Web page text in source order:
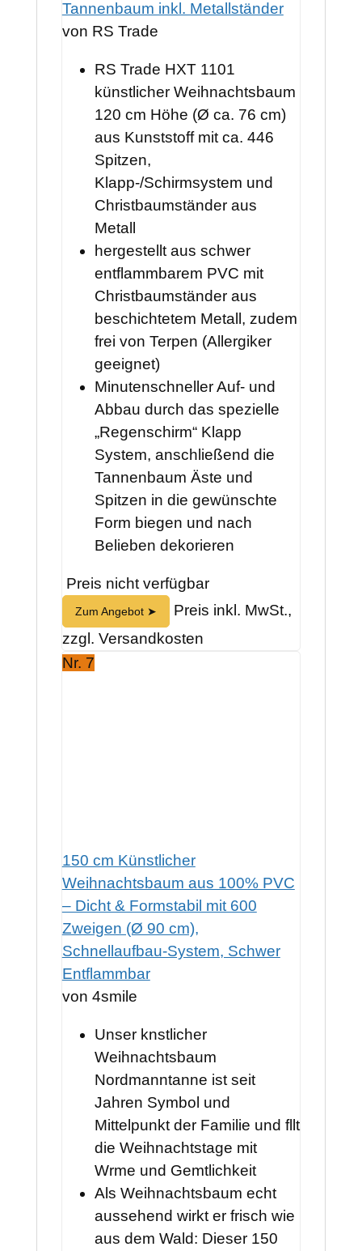
Tannenbaum inkl. Metallständer
von RS Trade
RS Trade HXT 1101
künstlicher Weihnachtsbaum
120 cm Höhe (Ø ca. 76 cm)
aus Kunststoff mit ca. 446
Spitzen,
Klapp-/Schirmsystem und
Christbaumständer aus
Metall
hergestellt aus schwer
entflammbarem PVC mit
Christbaumständer aus
beschichtetem Metall, zudem
frei von Terpen (Allergiker
geeignet)
Minutenschneller Auf- und
Abbau durch das spezielle
„Regenschirm“ Klapp
System, anschließend die
Tannenbaum Äste und
Spitzen in die gewünschte
Form biegen und nach
Belieben dekorieren
Preis nicht verfügbar
Zum Angebot ➤
Preis inkl. MwSt.,
zzgl. Versandkosten
Nr. 7
150 cm Künstlicher
Weihnachtsbaum aus 100% PVC
– Dicht & Formstabil mit 600
Zweigen (Ø 90 cm),
Schnellaufbau-System, Schwer
Entflammbar
von 4smile
Unser knstlicher
Weihnachtsbaum
Nordmanntanne ist seit
Jahren Symbol und
Mittelpunkt der Familie und fllt
die Weihnachtstage mit
Wrme und Gemtlichkeit
Als Weihnachtsbaum echt
aussehend wirkt er frisch wie
aus dem Wald: Dieser 150